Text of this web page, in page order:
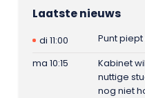
Laatste nieuws
di 11:00
Punt
ma 10:15
Kabinet
nuttige
nog niet